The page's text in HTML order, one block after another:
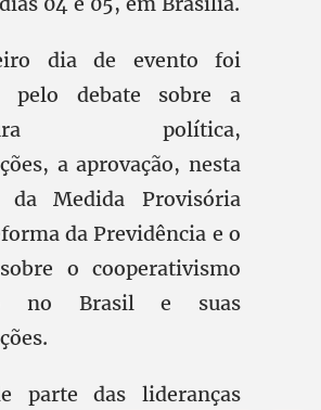
dia de evento foi
pelo debate sobre a
política,
a aprovação, nesta
da Medida Provisória
da Previdência e o
o cooperativismo
no Brasil e suas
parte das lideranças